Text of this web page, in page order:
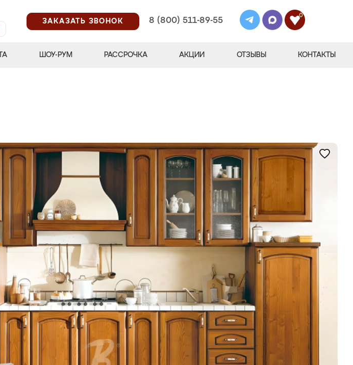
ЗАКАЗАТЬ ЗВОНОК
8 (800) 511-89-55
0
ШОУ-РУМ РАССРОЧКА АКЦИИ ОТЗЫВЫ КОНТАКТЫ